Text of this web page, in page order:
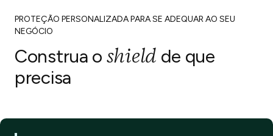
PROTEÇÃO PERSONALIZADA PARA SE ADEQUAR AO SEU
NEGÓCIO
Construa o shield de que
precisa